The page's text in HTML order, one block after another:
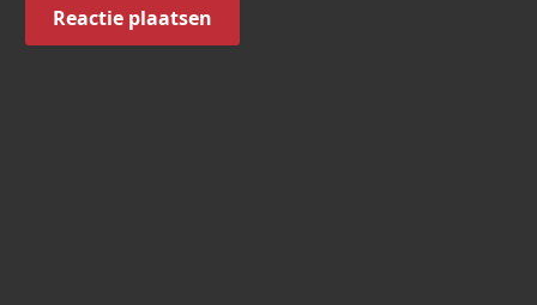
Reactie plaatsen